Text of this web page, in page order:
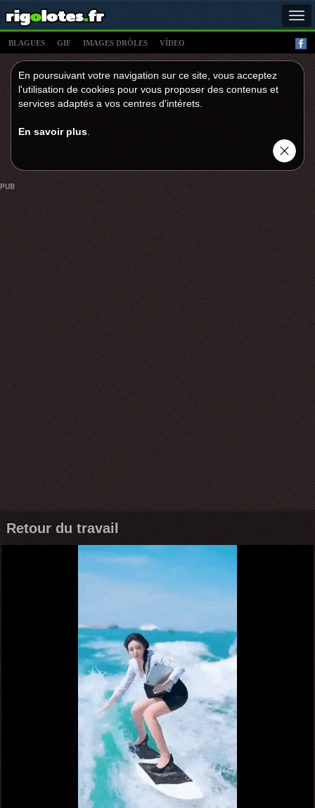
BLAGUES GIF IMAGES DRÔLES VÍDEO
En poursuivant votre navigation sur ce site, vous acceptez
l'utilisation de cookies pour vous proposer des contenus et
services adaptés a vos centres d'intérets.
En savoir plus
PUB
Retour du travail